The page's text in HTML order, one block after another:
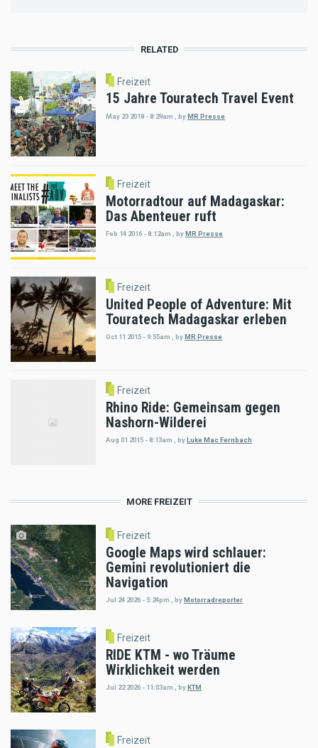
RELATED
Freizeit
15 Jahre Touratech Travel Event
May 23 2018 - 8:29am byMR Presse
Freizeit
Motorradtour auf Madagaskar:
Das Abenteuer ruft
Feb 14 2016 - 8:12am , by MR Presse
Freizeit
United People of Adventure: Mit
Touratech Madagaskar erleben
Oct 11 2015 - 9:55am byMR Presse
Freizeit
Rhino Ride: Gemeinsam gegen
Nashorn-Wilderei
Aug 01 2015 - 8:13am byLuke Mac Fernbach
MORE FREIZEIT
Freizeit
Google Maps wird schlauer:
Gemini revolutioniert die
Navigation
Jul 24 2026 - 5:24pm , byMotorradreporter
Freizeit
RIDE KTM - wo Träume
Wirklichkeit werden
Jul 22 2026 - 11:03am byKTM
Freizeit